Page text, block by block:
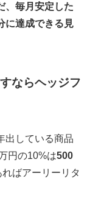
、毎月安定した
に達成できる見
ならヘッジフ
出している商品
円の10%は500
ばアーリーリタ